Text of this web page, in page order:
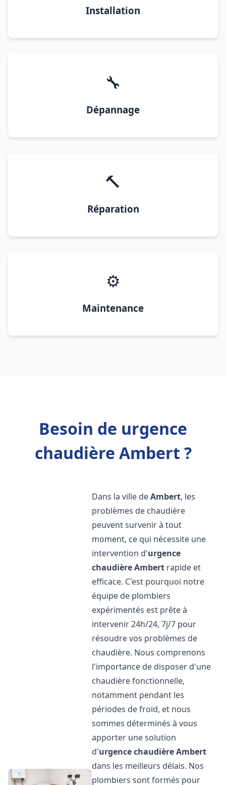
Installation
🔧
Dépannage
🔨
Réparation
⚙️
Maintenance
Besoin de urgence
chaudière Ambert ?
Dans la ville deAmbert, les
problèmes de chaudière
peuvent survenir à tout
moment, ce qui nécessite une
intervention d'urgence
chaudièreAmbert rapide et
efficace. C'est pourquoi notre
équipe de plombiers
expérimentés est prête à
intervenir 24h/24, 7j/7 pour
résoudre vos problèmes de
chaudière. Nous comprenons
l'importance de disposer d'une
chaudière fonctionnelle,
notamment pendant les
périodes de froid, et nous
sommes déterminés à vous
apporter une solution
d'urgence chaudièreAmbert
dans les meilleurs délais. Nos
plombiers sont formés pour